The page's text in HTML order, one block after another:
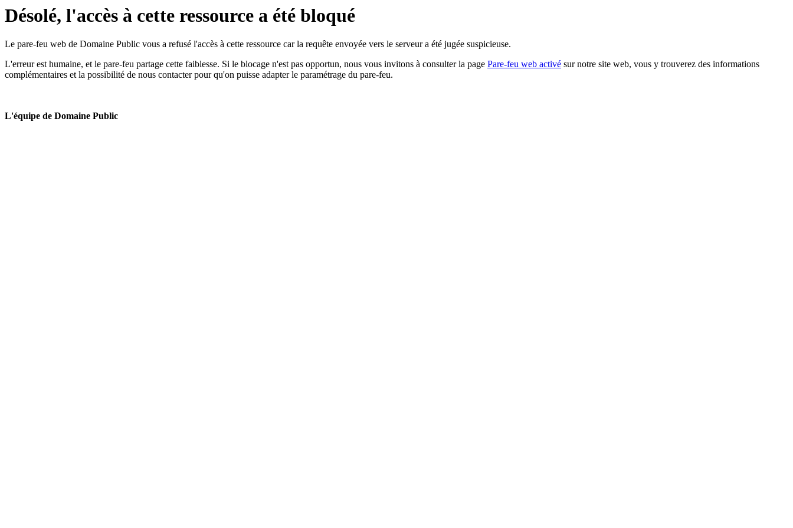
Désolé, l'accès à cette ressource a été bloqué
Le pare-feu web de Domaine Public vous a refusé l'accès à cette ressource car la requête envoyée vers le serveur a été jugée suspicieuse.
L'erreur est humaine, et le pare-feu partage cette faiblesse. Si le blocage n'est pas opportun, nous vous invitons à consulter la page Pare-feu web activé sur notre site web, vous y trouverez des informations
complémentaires et la possibilité de nous contacter pour qu'on puisse adapter le paramétrage du pare-feu.
L'équipe de Domaine Public